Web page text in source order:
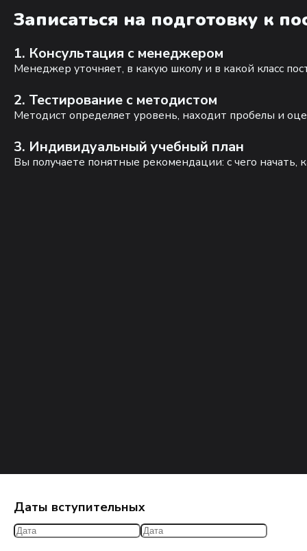
Записаться на подготовку к
1. Консультация с менеджером
Менеджер уточняет, в какую школу и в какой класс
2. Тестирование с методистом
Методист определяет уровень, находит пробелы и
3. Индивидуальный учебный план
Вы получаете понятные рекомендации: с чего начать,
Даты вступительных